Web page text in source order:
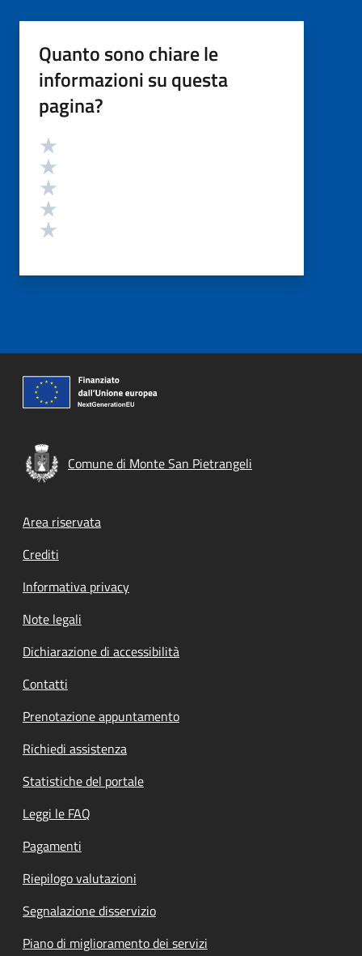
Quanto sono chiare le
informazioni su questa
pagina?
Valutazione
Comune di Monte San Pietrangeli
Footer menu
Area riservata
Crediti
Informativa privacy
Note legali
Dichiarazione di accessibilità
Contatti
Prenotazione appuntamento
Richiedi assistenza
Statistiche del portale
Leggi le FAQ
Pagamenti
Riepilogo valutazioni
Segnalazione disservizio
Piano di miglioramento dei servizi